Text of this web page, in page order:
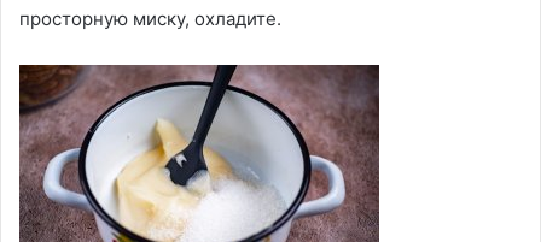
просторную миску, охладите.